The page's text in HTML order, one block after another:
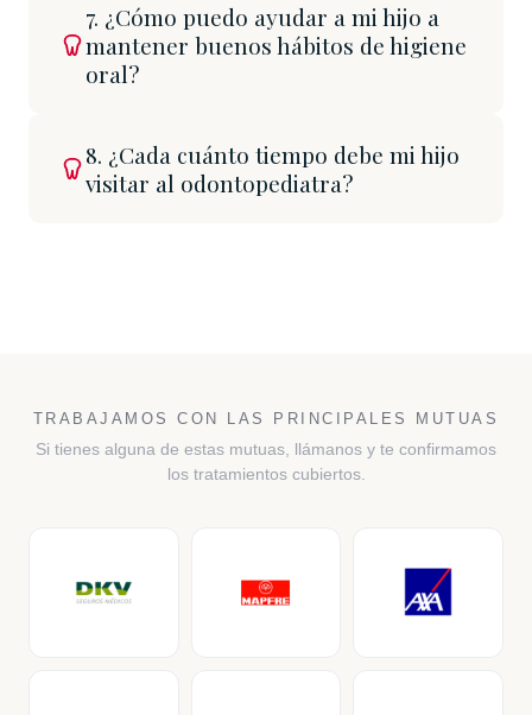
7. ¿Cómo puedo ayudar a mi hijo a
mantener buenos hábitos de higiene
oral?
8. ¿Cada cuánto tiempo debe mi hijo
visitar al odontopediatra?
TRABAJAMOS CON LAS PRINCIPALES MUTUAS
Si tienes alguna de estas mutuas, llámanos y te confirmamos
los tratamientos cubiertos.